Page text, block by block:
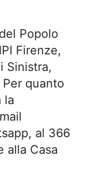
Popolo
Firenze,
Sinistra,
Per quanto
la
al 366
alla Casa